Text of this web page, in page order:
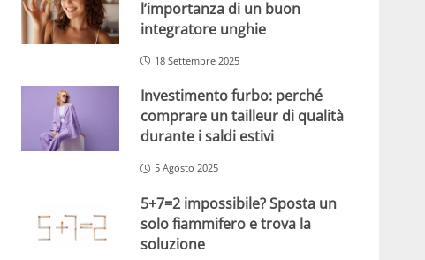
l’importanza di un buon
integratore unghie
18 Settembre 2025
Investimento furbo: perché
comprare un tailleur di qualità
durante i saldi estivi
5 Agosto 2025
5+7=2 impossibile? Sposta un
solo fiammifero e trova la
soluzione